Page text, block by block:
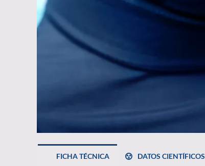
FICHA TÉCNICA DATOS CIENTÍFICOS